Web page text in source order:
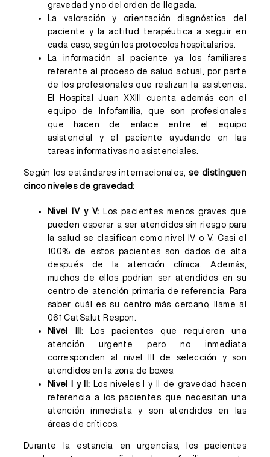
gravedad y no del orden de llegada.
La valoración y orientación diagnóstica del
paciente y la actitud terapéutica a seguir en
cada caso, según los protocolos hospitalarios.
La información al paciente ya los familiares
referente al proceso de salud actual, por parte
de los profesionales que realizan la asistencia.
El Hospital Juan XXIII cuenta además con el
equipo de Infofamilia, que son profesionales
que hacen de enlace entre el equipo
asistencial y el paciente ayudando en las
tareas informativas no asistenciales.
Según los estándares internacionales, se distinguen
cinco niveles de gravedad:
Nivel IV y V: Los pacientes menos graves que
pueden esperar a ser atendidos sin riesgo para
la salud se clasifican como nivel IV o V. Casi el
100% de estos pacientes son dados de alta
después de la atención clínica. Además,
muchos de ellos podrían ser atendidos en su
centro de atención primaria de referencia. Para
saber cuál es su centro más cercano, llame al
061 CatSalut Respon.
Nivel III: Los pacientes que requieren una
atención urgente pero no inmediata
corresponden al nivel III de selección y son
atendidos en la zona de boxes.
Nivel I y II: Los niveles I y II de gravedad hacen
referencia a los pacientes que necesitan una
atención inmediata y son atendidos en las
áreas de críticos.
Durante la estancia en urgencias, los pacientes